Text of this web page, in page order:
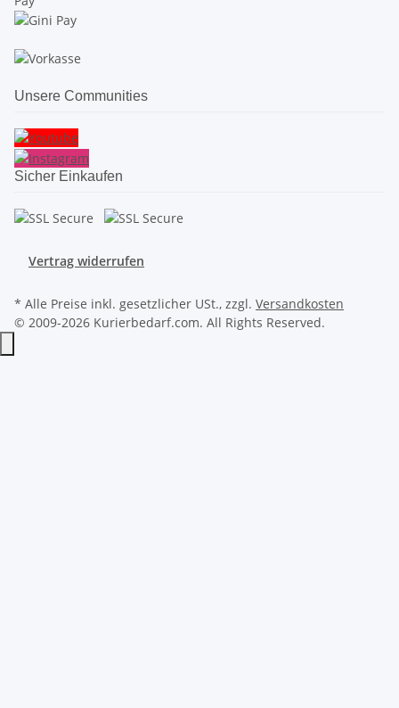
Unsere Communities
Sicher Einkaufen
Vertrag widerrufen
* Alle Preise inkl. gesetzlicher USt., zzgl. Versandkosten
© 2009-2026 Kurierbedarf.com. All Rights Reserved.